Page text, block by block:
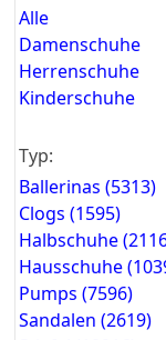
Alle
Damenschuhe
Herrenschuhe
Kinderschuhe
Typ:
Ballerinas (5313)
Clogs (1595)
Halbschuhe
Hausschuhe
Pumps (7596)
Sandalen (2619)